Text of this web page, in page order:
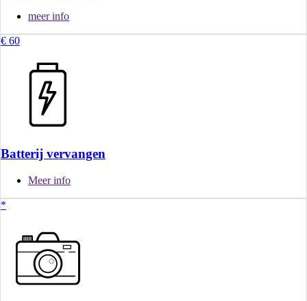
meer info
€ 60
Batterij vervangen
Meer info
*